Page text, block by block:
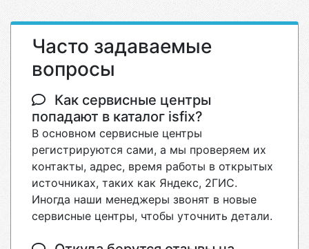
Часто задаваемые
вопросы
Как сервисные центры
попадают в каталог isfix?
В основном сервисные центры
регистрируются сами, а мы проверяем их
контакты, адрес, время работы в открытых
источниках, таких как Яндекс, 2ГИС.
Иногда наши менеджеры звонят в новые
сервисные центры, чтобы уточнить детали.